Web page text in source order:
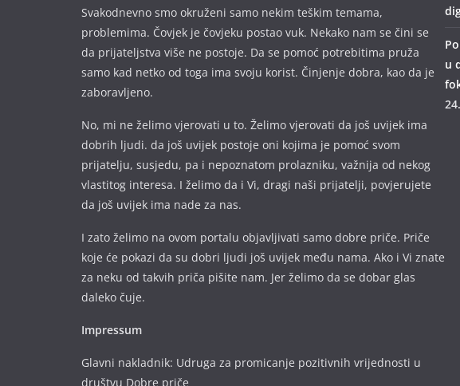
Svakodnevno smo okruženi samo nekim teškim temama,
problemima. Čovjek je čovjeku postao vuk. Nekako nam se čini se
da prijateljstva više ne postoje. Da se pomoć potrebitima pruža
samo kad netko od toga ima svoju korist. Činjenje dobra, kao da je
zaboravljeno.
No, mi ne želimo vjerovati u to. Želimo vjerovati da još uvijek ima
dobrih ljudi. da još uvijek postoje oni kojima je pomoć svom
prijatelju, susjedu, pa i nepoznatom prolazniku, važnija od nekog
vlastitog interesa. I želimo da i Vi, dragi naši prijatelji, povjerujete
da još uvijek ima nade za nas.
I zato želimo na ovom portalu objavljivati samo dobre priče. Priče
koje će pokazi da su dobri ljudi još uvijek među nama. Ako i Vi znate
za neku od takvih priča pišite nam. Jer želimo da se dobar glas
daleko čuje.
Impressum
Glavni nakladnik: Udruga za promicanje pozitivnih vrijednosti u
društvu Dobre priče
u